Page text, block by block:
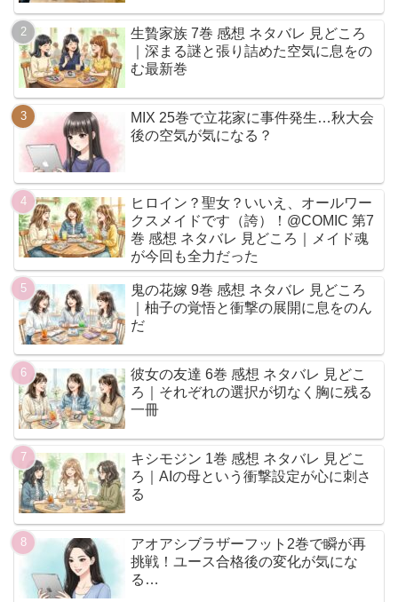
生贄家族 7巻 感想 ネタバレ 見どころ
｜深まる謎と張り詰めた空気に息をの
む最新巻
MIX 25巻で立花家に事件発生…秋大会
後の空気が気になる？
ヒロイン？聖女？いいえ、オールワー
クスメイドです（誇）！@COMIC 第7
巻 感想 ネタバレ 見どころ｜メイド魂
が今回も全力だった
鬼の花嫁 9巻 感想 ネタバレ 見どころ
｜柚子の覚悟と衝撃の展開に息をのん
だ
彼女の友達 6巻 感想 ネタバレ 見どこ
ろ｜それぞれの選択が切なく胸に残る
一冊
キシモジン 1巻 感想 ネタバレ 見どこ
ろ｜AIの母という衝撃設定が心に刺さ
る
アオアシブラザーフット2巻で瞬が再
挑戦！ユース合格後の変化が気にな
る…